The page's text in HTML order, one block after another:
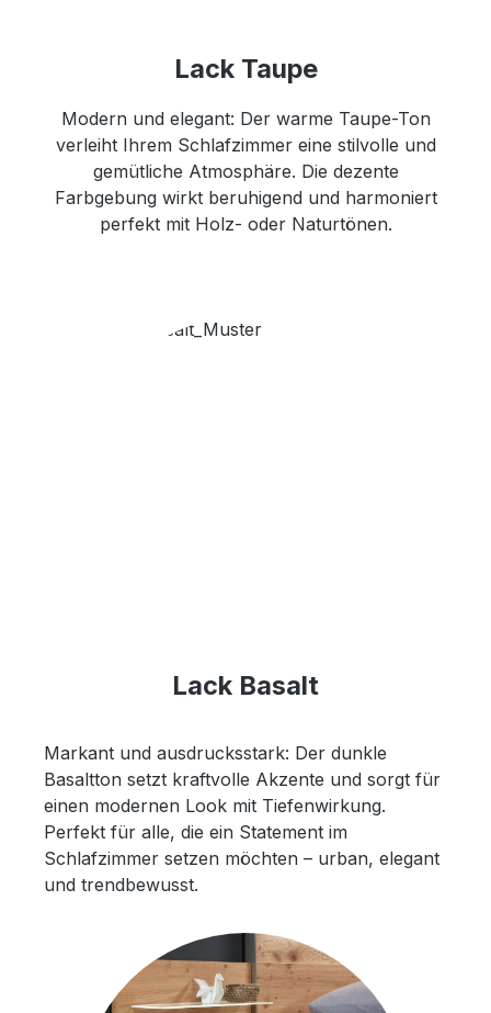
Lack Taupe
Modern und elegant: Der warme Taupe-Ton
verleiht Ihrem Schlafzimmer eine stilvolle und
gemütliche Atmosphäre. Die dezente
Farbgebung wirkt beruhigend und harmoniert
perfekt mit Holz- oder Naturtönen.
Lack Basalt
Markant und ausdrucksstark: Der dunkle
Basaltton setzt kraftvolle Akzente und sorgt für
einen modernen Look mit Tiefenwirkung.
Perfekt für alle, die ein Statement im
Schlafzimmer setzen möchten – urban, elegant
und trendbewusst.